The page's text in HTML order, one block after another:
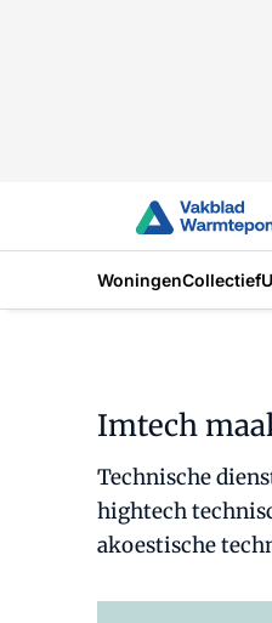
WoningenCollectief
Imtech
Technische
hightech
akoestische